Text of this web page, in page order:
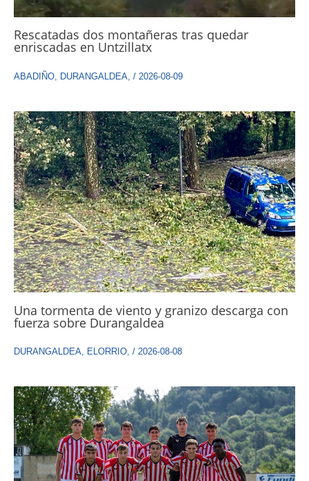
Rescatadas dos montañeras tras quedar
enriscadas en Untzillatx
ABADIÑO DURANGALDEA / 2026-08-09
Una tormenta de viento y granizo descarga con
fuerza sobre Durangaldea
DURANGALDEA ELORRIO / 2026-08-08